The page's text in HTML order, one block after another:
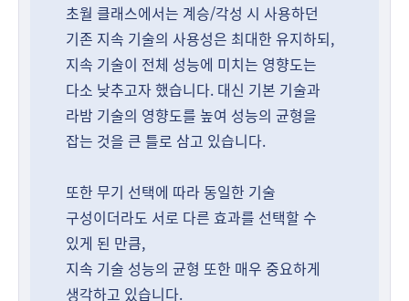
초월 클래스에서는 계승/각성 시 사용하던
기존 지속 기술의 사용성은 최대한 유지하되,
지속 기술이 전체 성능에 미치는 영향도는
다소 낮추고자 했습니다. 대신 기본 기술과
라밤 기술의 영향도를 높여 성능의 균형을
잡는 것을 큰 틀로 삼고 있습니다.
또한 무기 선택에 따라 동일한 기술
구성이더라도 서로 다른 효과를 선택할 수
있게 된 만큼,
지속 기술 성능의 균형 또한 매우 중요하게
생각하고 있습니다.